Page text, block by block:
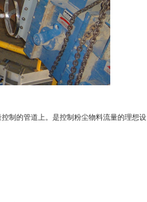
制的管道上。是控制粉尘物料流量的理想设